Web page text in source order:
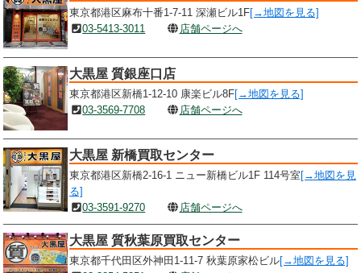
東京都港区麻布十番1-7-11 深瀬ビル1F[→地図を見る]
03-5413-3011
店舗ページへ
大黒屋 質銀座口店
東京都港区新橋1-12-10 康楽ビル8F[→地図を見る]
03-3569-7708
店舗ページへ
大黒屋 新橋買取センター
東京都港区新橋2-16-1 ニュー新橋ビル1F 114号室 [→地図を見
る]
03-3591-9270
店舗ページへ
大黒屋 質秋葉原買取センター
東京都千代田区外神田1-11-7 秋葉原家松ビル[→地図を見る]